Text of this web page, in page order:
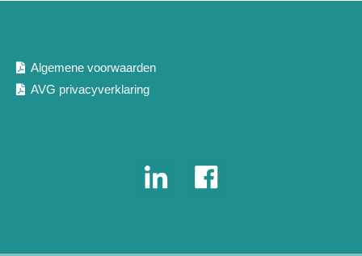
Algemene voorwaarden
AVG privacyverklaring